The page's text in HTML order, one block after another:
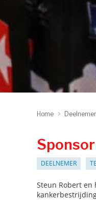
Home
DEELNEMER
Steun Robert en